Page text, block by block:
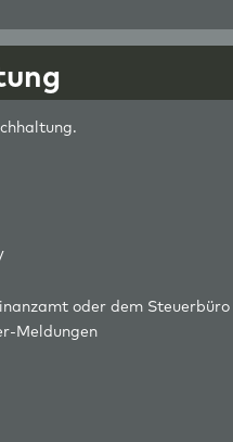
oder dem Steuerbüro
Meldungen